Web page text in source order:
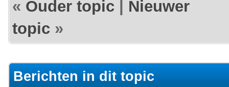
« Ouder topic
Nieuwer
topic »
Berichten in dit topic